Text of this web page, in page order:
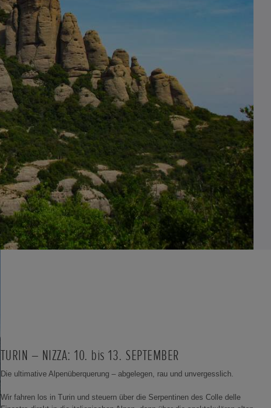
TURIN – NIZZA: 10. bis 13. SEPTEMBER
Die ultimative Alpenüberquerung – abgelegen, rau und unvergesslich.
Wir fahren los in Turin und steuern über die Serpentinen des Colle delle